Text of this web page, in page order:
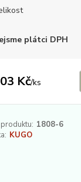
plátci DPH
Kč/ks
1808-6
KUGO